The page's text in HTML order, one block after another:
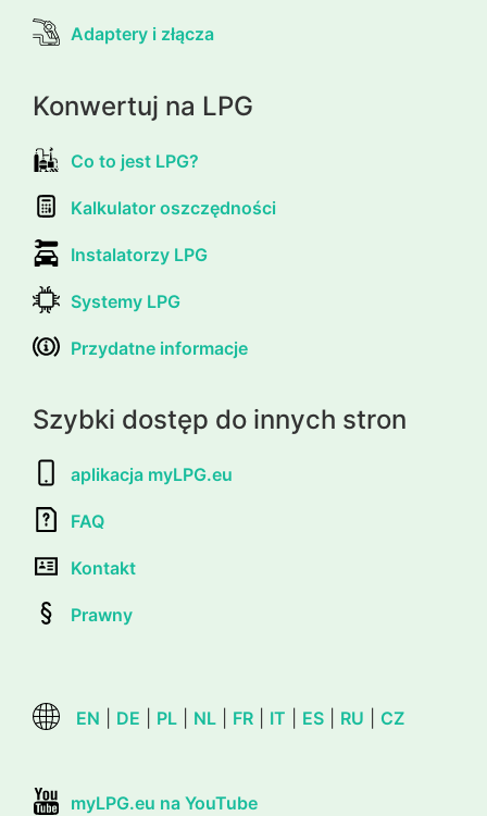
Adaptery i złącza
Konwertuj na LPG
Co to jest LPG?
Kalkulator oszczędności
Instalatorzy LPG
Systemy LPG
Przydatne informacje
Szybki dostęp do innych stron
aplikacja myLPG.eu
FAQ
Kontakt
Prawny
EN DE PL NL FR IT ES RU CZ
myLPG.eu na YouTube